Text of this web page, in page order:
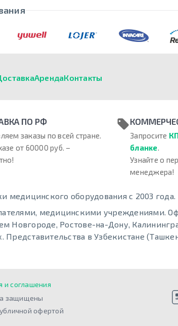
АрендаКонтакты
ПО РФ
заказы по всей стране.
от 60000 руб. –
Запросите
бланке.
Узнайте о
менеджера!
оборудования с 2003 года.
медицинскими учреждениями.
Новгороде, Ростове-на-Дону,
в Узбекистане
и соглашения
защищены
офертой